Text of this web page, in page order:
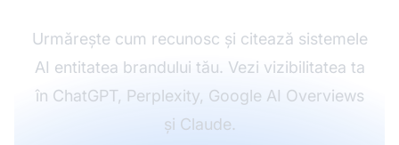
Urmărește cum recunosc și citează sistemele
AI entitatea brandului tău. Vezi vizibilitatea ta
în ChatGPT, Perplexity, Google AI Overviews
și Claude.